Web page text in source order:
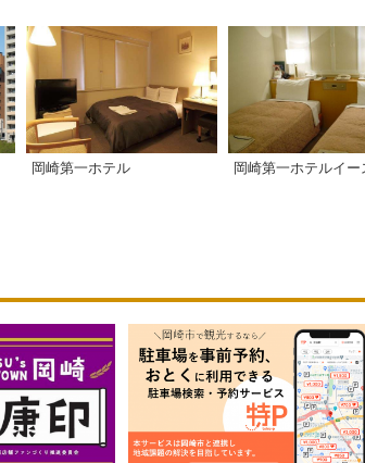
岡崎第一ホテル 岡崎第一ホテルイー